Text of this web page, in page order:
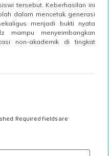
tersebut. Keberhasilan ini
dalam mencetak generasi
menjadi bukti nyata
mampu menyeimbangkan
non-akademik di tingkat
Required fields are